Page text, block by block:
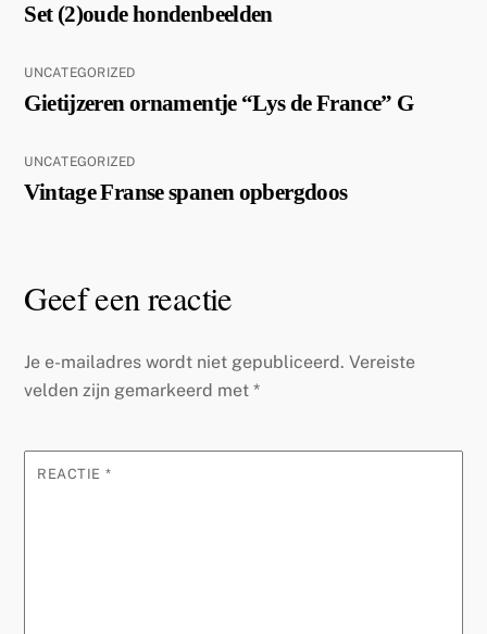
Set (2)oude hondenbeelden
UNCATEGORIZED
Gietijzeren ornamentje “Lys de France” G
UNCATEGORIZED
Vintage Franse spanen opbergdoos
Geef een reactie
Je e-mailadres wordt niet gepubliceerd. Vereiste
velden zijn gemarkeerd met*
REACTIE *